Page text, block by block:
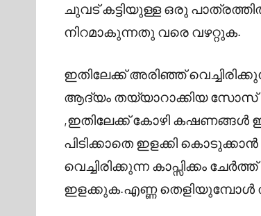
ചുവട് കട്ടിയുള്ള ഒരു
നിറമാകുന്നതു വരെ വഴറ്റുക.
ഇതിലേക്ക് അരിഞ്ഞ്
ആദ്യം തയ്യാറാക്കിയ സോസ്
,ഇതിലേക്ക് കോഴി കഷണങ്ങൾ
പിടിക്കാതെ ഇളക്കി കൊടുക്കാൻ
വെച്ചിരിക്കുന്ന കാപ്സിക്കം
ഇളക്കുക.എണ്ണ തെളിയുമ്പോൾ